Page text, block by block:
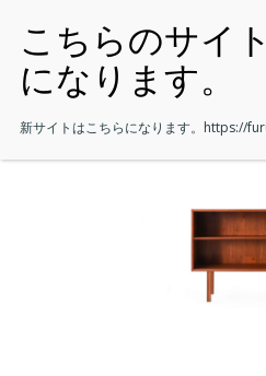
新サイトはこちらになります。 https://